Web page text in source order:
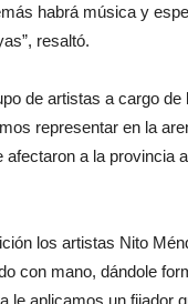
habrá música y
resaltó.
de artistas a cargo
representar en la
a la provincia
los artistas Nito
con mano, dándole
le aplicamos un fijador